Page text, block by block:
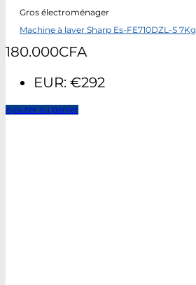
Gros électroménager
Machine à laver Sharp Es-FE710DZL-S 7Kg
180.000CFA
EUR: €292
Ajouter au panier